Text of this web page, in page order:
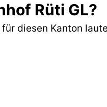
Rüti GL?
für diesen Kanton